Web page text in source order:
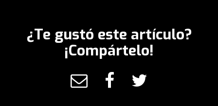
¿Te gustó este artículo?
¡Compártelo!